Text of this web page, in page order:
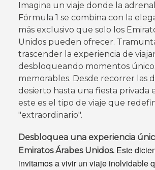
Imagina un viaje donde la
Fórmula 1 se combina con la
más exclusivo que solo los
Unidos pueden ofrecer.
trascender la experiencia de
desbloqueando momentos
memorables. Desde recorrer las
desierto hasta una fiesta privada
este es el tipo de viaje que
"extraordinario".
Desbloquea una experiencia
Emiratos Árabes Unidos. Este
invitamos a vivir un viaje inolvidable